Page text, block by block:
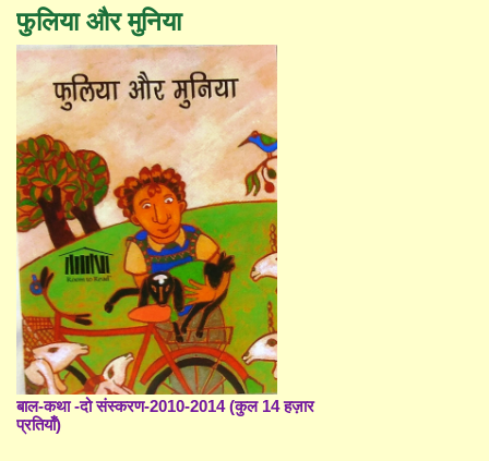
फुलिया और मुनिया
बाल-कथा -दो संस्करण-2010-2014 (कुल 14 हज़ार
प्रतियाँ)